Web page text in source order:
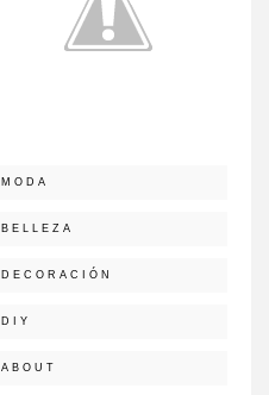
MODA
BELLEZA
DECORACIÓN
DIY
ABOUT